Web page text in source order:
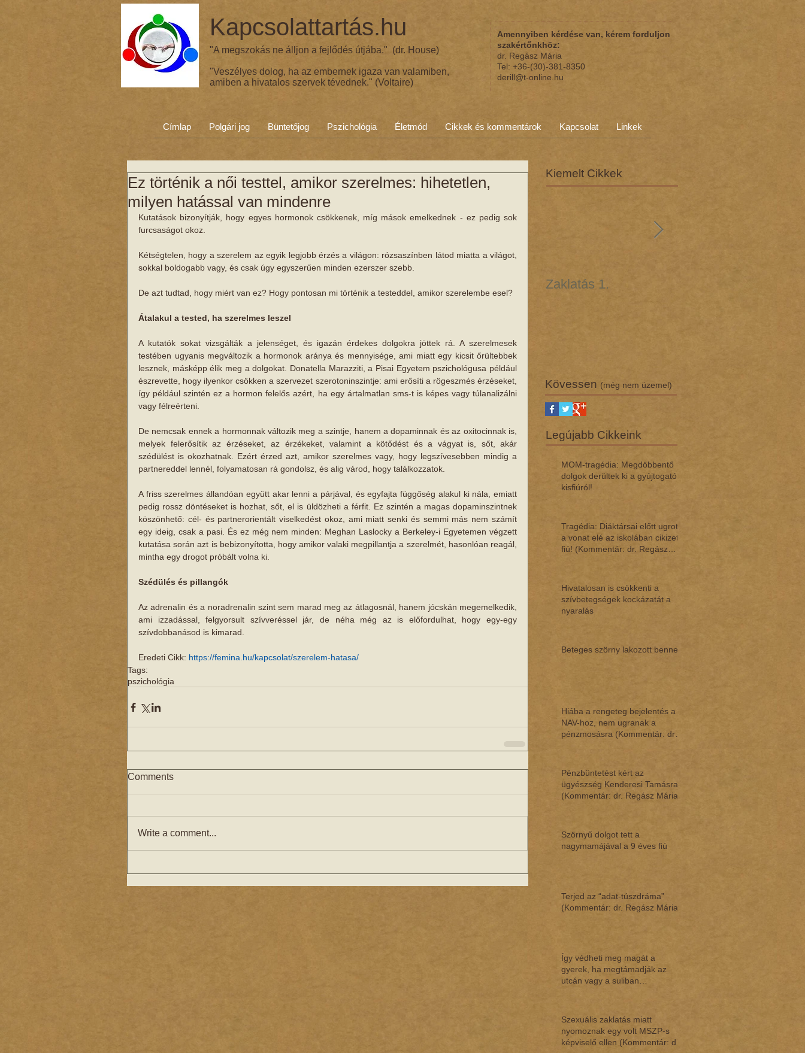
Kapcsolattartás.hu
"A megszokás ne álljon a fejlődés útjába." (dr. House)
"Veszélyes dolog, ha az embernek igaza van valamiben,
amiben a hivatalos szervek tévednek." (Voltaire)
Amennyiben kérdése van, kérem forduljon
szakértőnkhöz:
dr. Regász Mária
Tel: +36-(30)-381-8350
derill@t-online.hu
Címlap Polgári jog Büntetőjog Pszichológia Életmód Cikkek és kommentárok Kapcsolat Linkek
Ez történik a női testtel, amikor szerelmes: hihetetlen,
milyen hatással van mindenre
Kutatások bizonyítják, hogy egyes hormonok csökkenek, míg mások emelkednek - ez pedig sok
furcsaságot okoz.
Kétségtelen, hogy a szerelem az egyik legjobb érzés a világon: rózsaszínben látod miatta a világot,
sokkal boldogabb vagy, és csak úgy egyszerűen minden ezerszer szebb.
De azt tudtad, hogy miért van ez? Hogy pontosan mi történik a testeddel, amikor szerelembe esel?
Átalakul a tested, ha szerelmes leszel
A kutatók sokat vizsgálták a jelenséget, és igazán érdekes dolgokra jöttek rá. A szerelmesek
testében ugyanis megváltozik a hormonok aránya és mennyisége, ami miatt egy kicsit őrültebbek
lesznek, másképp élik meg a dolgokat. Donatella Marazziti, a Pisai Egyetem pszichológusa például
észrevette, hogy ilyenkor csökken a szervezet szerotoninszintje: ami erősíti a rögeszmés érzéseket,
így például szintén ez a hormon felelős azért, ha egy ártalmatlan sms-t is képes vagy túlanalizálni
vagy félreérteni.
De nemcsak ennek a hormonnak változik meg a szintje, hanem a dopaminnak és az oxitocinnak is,
melyek felerősítik az érzéseket, az érzékeket, valamint a kötődést és a vágyat is, sőt, akár
szédülést is okozhatnak. Ezért érzed azt, amikor szerelmes vagy, hogy legszívesebben mindig a
partnereddel lennél, folyamatosan rá gondolsz, és alig várod, hogy találkozzatok.
A friss szerelmes állandóan együtt akar lenni a párjával, és egyfajta függőség alakul ki nála, emiatt
pedig rossz döntéseket is hozhat, sőt, el is üldözheti a férfit. Ez szintén a magas dopaminszintnek
köszönhető: cél- és partnerorientált viselkedést okoz, ami miatt senki és semmi más nem számít
egy ideig, csak a pasi. És ez még nem minden: Meghan Laslocky a Berkeley-i Egyetemen végzett
kutatása során azt is bebizonyította, hogy amikor valaki megpillantja a szerelmét, hasonlóan reagál,
mintha egy drogot próbált volna ki.
Szédülés és pillangók
Az adrenalin és a noradrenalin szint sem marad meg az átlagosnál, hanem jócskán megemelkedik,
ami izzadással, felgyorsult szívveréssel jár, de néha még az is előfordulhat, hogy egy-egy
szívdobbanásod is kimarad.
Eredeti Cikk: https://femina.hu/kapcsolat/szerelem-hatasa/
Tags:
pszichológia
Comments
Write a comment...
Kiemelt Cikkek
Zaklatás 1.
Kövessen (még nem üzemel)
Legújabb Cikkeink
MOM-tragédia: Megdöbbentő
dol­gok de­rül­tek ki a gyúj­to­gató
kisfi­ú­ról!
Tragédia: Diáktársai előtt ugrott
a vonat elé az iskolában cikizett
fiú! (Kommentár: dr. Regász
Hivatalosan is csökkenti a
szívbetegségek kockázatát a
nyaralás
Beteges szörny lakozott benne
Hiába a rengeteg bejelentés a
NAV-hoz, nem ugranak a
pénzmosásra (Kommentár: dr.
Pénzbüntetést kért az
ügyészség Kenderesi Tamásra
(Kommentár: dr. Regász Mária)
Szörnyű dolgot tett a
nagymamájával a 9 éves fiú
Terjed az “adat-túszdráma”
(Kommentár: dr. Regász Mária)
Így védheti meg magát a
gyerek, ha megtámadják az
utcán vagy a suliban
Szexuális zaklatás miatt
nyomoznak egy volt MSZP-s
képviselő ellen (Kommentár: dr.